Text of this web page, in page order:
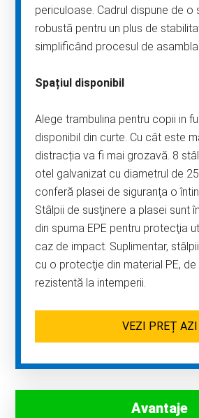
periculoase. Cadrul dispune de o
robustă pentru un plus de
simplificând procesul de
Spațiul disponibil
Alege trambulina pentru copii in
disponibil din curte. Cu cât este
distracția va fi mai grozavă. 8
otel galvanizat cu diametrul de
conferă plasei de siguranţa o
Stâlpii de susţinere a plasei sunt
din spuma EPE pentru protecţia
caz de impact. Suplimentar,
cu o protecţie din material PE,
rezistentă la intemperii.
VEZI PREȚ AZI
Avantaje